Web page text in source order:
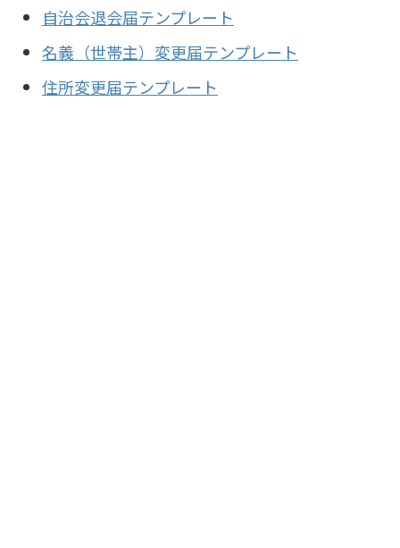
自治会退会届テンプレート
名義（世帯主）変更届テンプレート
住所変更届テンプレート